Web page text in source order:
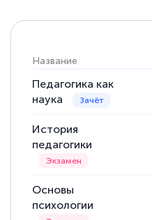
Название
Педагогика как
наука
История
педагогики
Основы
психологии